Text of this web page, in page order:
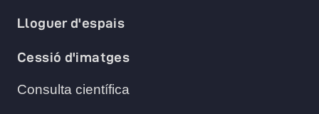
Lloguer d'espais
Cessió d'imatges
Consulta científica